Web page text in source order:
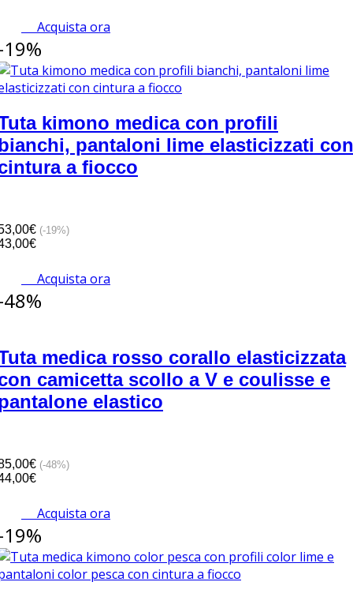
Acquista ora
kimono medica con profili
pantaloni lime elasticizzati con
a fiocco
(-19%)
Acquista ora
medica rosso corallo elasticizzata
camicetta scollo a V e coulisse e
elastico
(-48%)
Acquista ora